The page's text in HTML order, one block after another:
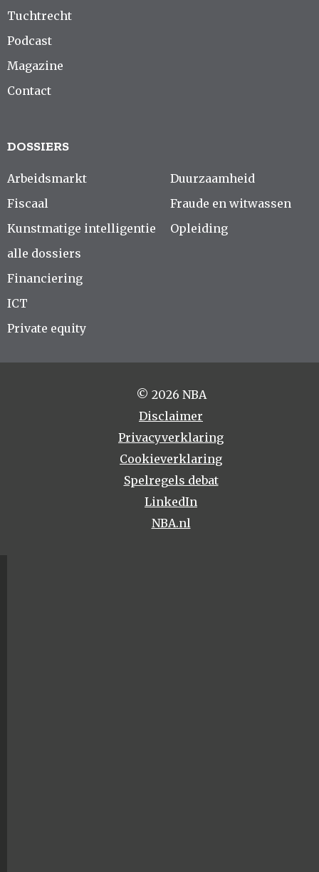
Tuchtrecht
Podcast
Magazine
Contact
DOSSIERS
Arbeidsmarkt
Fiscaal
Kunstmatige intelligentie
alle dossiers
Duurzaamheid
Fraude en witwassen
Opleiding
Financiering
ICT
Private equity
© 2026 NBA
Disclaimer
Privacyverklaring
Cookieverklaring
Spelregels debat
LinkedIn
NBA.nl